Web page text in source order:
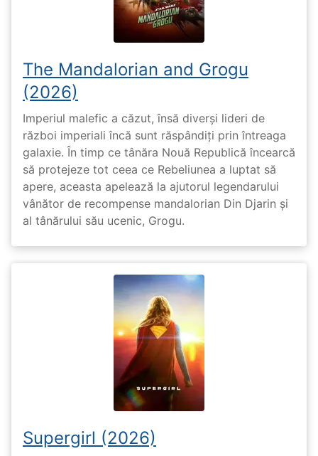
The Mandalorian and Grogu
(2026)
Imperiul malefic a căzut, însă diverși lideri de
război imperiali încă sunt răspândiți prin întreaga
galaxie. În timp ce tânăra Nouă Republică încearcă
să protejeze tot ceea ce Rebeliunea a luptat să
apere, aceasta apelează la ajutorul legendarului
vânător de recompense mandalorian Din Djarin și
al tânărului său ucenic, Grogu.
Supergirl (2026)